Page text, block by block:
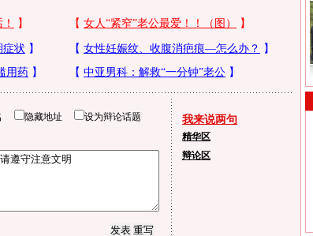
隐藏地址 设为辩论话题 我来说两句
精华区
辩论区